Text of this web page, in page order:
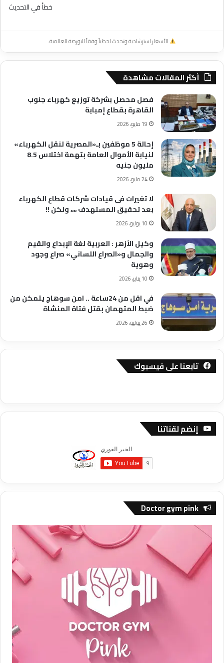
خطأ في التحديث
الأسعار استرشادية وتحدث لحظياً وفقاً للبورصة العالمية.
أكثر المقالات مشاهدة
فصل محصل بشركة توزيع كهرباء جنوب
القاهرة بقطاع إمبابة
19 مايو، 2026
إحالة 5 موظفين بـ«المصرية لنقل الكهرباء»
لنيابة الأموال العامة بتهمة اختلاس 8.5
مليون جنيه
24 مايو، 2026
لا تغيرات فى قيادات شركات قطاع الكهرباء
بعد تحقيق المستهدف ،،،، ولكن !!
10 يوليو، 2026
وكيل الأزهر : العربية لغة الإبداع والقيم
والجمال و«الصراع اللساني» صراع وجود
وهوية
10 يناير، 2026
في اقل من 24ساعة .. امن سوهاج يتمكن من
ضبط المتهمان بقتل فتاة المنشاة
26 يوليو، 2026
تابعنا على فيسبوك
إنضم لقناتنا
Doctor gym pink